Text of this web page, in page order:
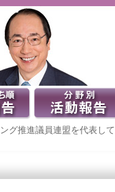
グ推進議員連盟を代表して